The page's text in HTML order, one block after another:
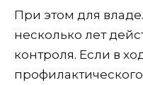
При этом для
несколько лет
контроля. Если в